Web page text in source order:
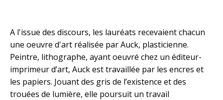
A l'issue des discours, les lauréats recevaient chacun
une oeuvre d'art réalisée parAuck, plasticienne.
Peintre, lithographe, ayant oeuvré chez un éditeur-
imprimeur d’art, Auck est travaillée par les encres et
les papiers. Jouant des gris de l’existence et des
trouées de lumière, elle poursuit un travail